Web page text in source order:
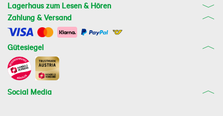
Lagerhaus zum Lesen & Hören
Zahlung & Versand
Gütesiegel
Social Media